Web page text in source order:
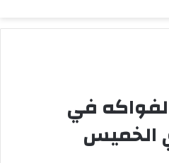
في
الخميس